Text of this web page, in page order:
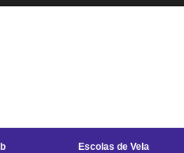
Escolas de Vela